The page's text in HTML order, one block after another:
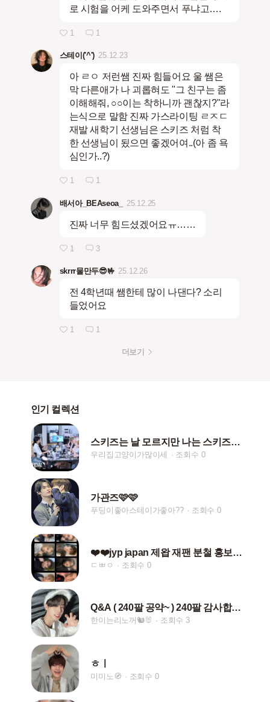
로 시험을 어케 도와주면서 푸냐고….
1 1
스테이('^') 25.12.23
아 ㄹㅇ 저런쌤 진짜 힘들어요 울 쌤은
막 다른애가 나 괴롭혀도 "그 친구는 좀
이해해줘, ○○이는 착하니까 괜찮지?"라
는식으로 말함 진짜 가스라이팅 ㄹㅈㄷ
재발 새학기 선생님은 스키즈 처럼 착
한 선생님이 됬으면 좋겠어여..(아 좀 욕
심인가..?)
1 1
배서아_BEAseoa_ 25.12.25
진짜 너무 힘드셨겠어요ㅠ……
1 3
skrrr물만두😎🤟 25.12.26
전 4학년때 쌤한테 많이 나댄다? 소리
들었어요
1 1
더보기
인기 컬렉션
스키즈는 날 모르지만 나는 스키즈를 안다♡
우리집고양이가많이세 조회수 0
가관즈🩷🩷
푸딩이좋아스테이가좋아?? 조회수 0
❤️❤️jyp japan 제왑 재팬 분철 홍보❤️❤️
ㄷㅃㅇ 조회수 0
Q&A ( 240팔 공약~ ) 240팔 감사합니다ㅏㅏ
한이는리노꺼🐿🐰 조회수 3
ㅎㅣ
미미노🧭 조회수 0